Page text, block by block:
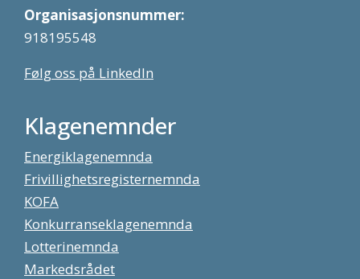
Organisasjonsnummer:
918195548
Følg oss på LinkedIn
Klagenemnder
Energiklagenemnda
Frivillighetsregisternemnda
KOFA
Konkurranseklagenemnda
Lotterinemnda
Markedsrådet